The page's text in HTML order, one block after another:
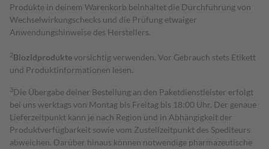
Produkte in deinem Warenkorb beinhaltet die Durchführung von
Wechselwirkungschecks und die Prüfung etwaiger
Anwendungshinweise des Herstellers.
2Biozidproduktevorsichtig verwenden. Vor Gebrauch stets Etikett
und Produktinformationen lesen.
3Die Übergabe deiner Bestellung an den Paketdienstleister erfolgt
bei uns werktags von Montag bis Freitag bis 18:00 Uhr. Der genaue
Lieferzeitpunkt kann je nach Region und in Abhängigkeit der
Produktverfügbarkeit sowie vom Zustellzeitpunkt des Spediteurs
abweichen. Darüber hinaus können notwendige pharmazeutische